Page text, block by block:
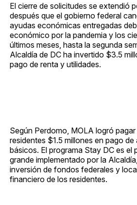
El cierre de solicitudes se extendió
después que el gobierno federal
ayudas económicas entregadas
económico por la pandemia y los
últimos meses, hasta la segunda
Alcaldía de DC ha invertido $3.5
pago de renta y utilidades.
Según Perdomo, MOLA logró
residentes $1.5 millones en pago de
básicos. El programa Stay DC es el
grande implementado por la
inversión de fondos federales y
financiero de los residentes.